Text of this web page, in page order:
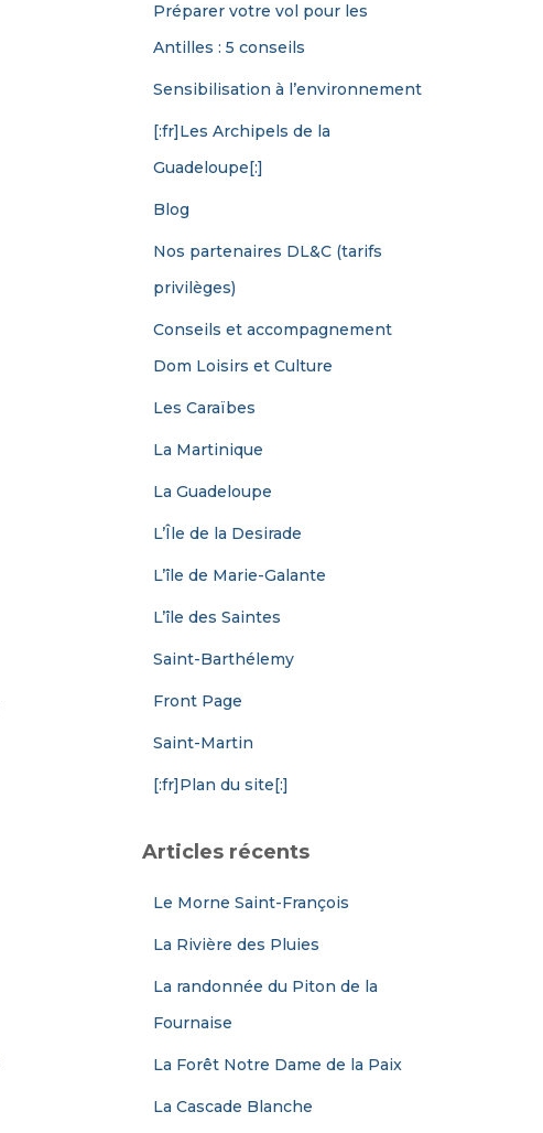
Préparer votre vol pour les
Antilles : 5 conseils
Sensibilisation à l’environnement
[:fr]Les Archipels de la
Guadeloupe[:]
Blog
Nos partenaires DL&C (tarifs
privilèges)
Conseils et accompagnement
Dom Loisirs et Culture
Les Caraïbes
La Martinique
La Guadeloupe
L’Île de la Desirade
L’île de Marie-Galante
L’île des Saintes
Saint-Barthélemy
Front Page
Saint-Martin
[:fr]Plan du site[:]
Articles récents
Le Morne Saint-François
La Rivière des Pluies
La randonnée du Piton de la
Fournaise
La Forêt Notre Dame de la Paix
La Cascade Blanche